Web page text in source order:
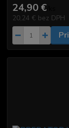
24,90 €/
20,24 € bez DPH